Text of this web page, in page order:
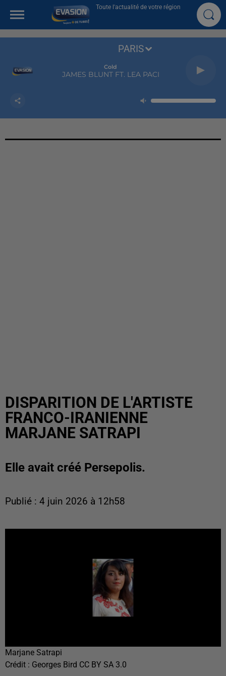
Toute l'actualité de votre région
Cold
JAMES BLUNT FT. LEA PACI
PARIS
DISPARITION DE L'ARTISTE
FRANCO-IRANIENNE
MARJANE SATRAPI
Elle avait créé Persepolis.
Publié : 4 juin 2026 à 12h58
Marjane Satrapi
Crédit : Georges Bird CC BY SA 3.0